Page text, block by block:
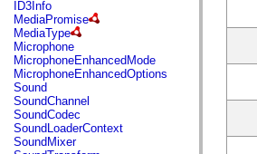
flash.display3D.textures
flash.errors
flash.events
flash.external
flash.filesystem
flash.filters
flash.geom
flash.globalization
flash.html
flash.media
flash.net
ID3Info
MediaPromise
MediaType
Microphone
MicrophoneEnhancedMode
MicrophoneEnhancedOptions
Sound
SoundChannel
SoundCodec
SoundLoaderContext
SoundMixer